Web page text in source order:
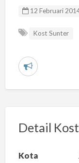
12 Februari
Kost Sunter
L
r
a
Detail Kost
Kota